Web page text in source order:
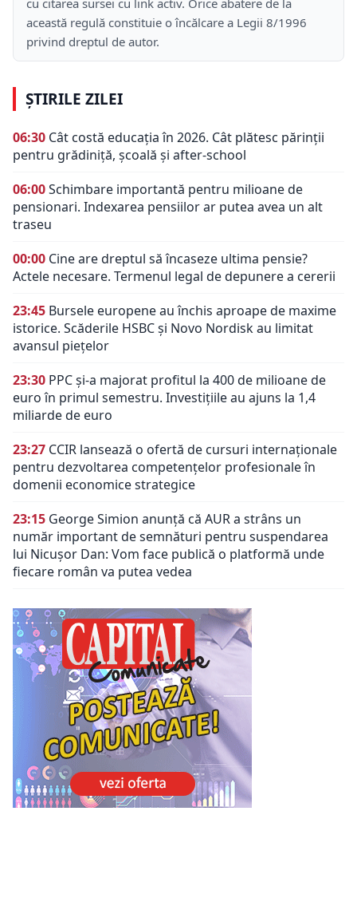
cu citarea sursei cu link activ. Orice abatere de la
această regulă constituie o încălcare a Legii 8/1996
privind dreptul de autor.
ȘTIRILE ZILEI
06:30 Cât costă educația în 2026. Cât plătesc părinții
pentru grădiniță, școală și after-school
06:00Schimbare importantă pentru milioane de
pensionari. Indexarea pensiilor ar putea avea un alt
traseu
00:00 Cine are dreptul să încaseze ultima pensie?
Actele necesare. Termenul legal de depunere a cererii
23:45 Bursele europene au închis aproape de maxime
istorice. Scăderile HSBC și Novo Nordisk au limitat
avansul piețelor
23:30 PPC și-a majorat profitul la 400 de milioane de
euro în primul semestru. Investițiile au ajuns la 1,4
miliarde de euro
23:27 CCIR lansează o ofertă de cursuri internaționale
pentru dezvoltarea competențelor profesionale în
domenii economice strategice
23:15 George Simion anunță că AUR a strâns un
număr important de semnături pentru suspendarea
lui Nicușor Dan: Vom face publică o platformă unde
fiecare român va putea vedea